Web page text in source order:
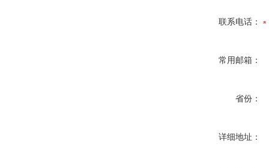
联系电话：
常用邮箱：
省份：
详细地址：